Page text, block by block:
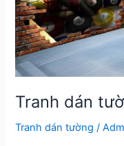
Tranh dán
Tranh dán tường /